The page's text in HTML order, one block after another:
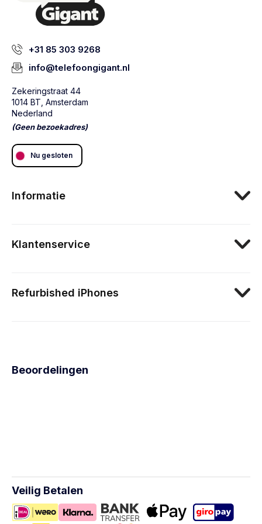
+31 85 303 9268
info@telefoongigant.nl
Zekeringstraat 44
1014 BT, Amsterdam
Nederland
(Geen bezoekadres)
Nu gesloten
Informatie
Klantenservice
Refurbished iPhones
Beoordelingen
Veilig Betalen